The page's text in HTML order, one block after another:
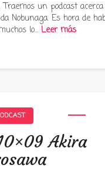
un podcast
Nobunaga. Es hora de
lo…Leer más
Akira